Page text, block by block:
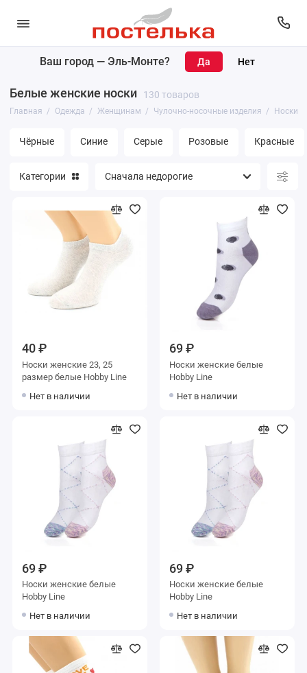
Ваш город — Эль-Монте?
Белые женские носки 130 товаров
Главная Одежда Женщинам Чулочно-носочные изделия Носки
Чёрные Синие Серые Розовые Красные
Мужчинам
Категории
40 ₽
Носки женские 23, 25
размер белые Hobby Line
Нет в наличии
69 ₽
Носки женские белые
Hobby Line
Нет в наличии
69 ₽
Носки женские белые
Hobby Line
Нет в наличии
69 ₽
Носки женские белые
Hobby Line
Нет в наличии